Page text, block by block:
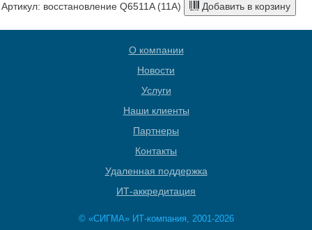
Артикул: восстановление Q6511A (11A)
Добавить в корзину
О компании
Новости
Услуги
Наши клиенты
Партнеры
Контакты
Удаленная поддержка
ИТ-аккредитация
© «СИГМА» ИТ-компания, 2001-2026